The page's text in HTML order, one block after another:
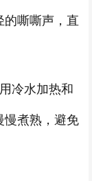
的嘶嘶声，直
冷水加热和
慢煮熟，避免